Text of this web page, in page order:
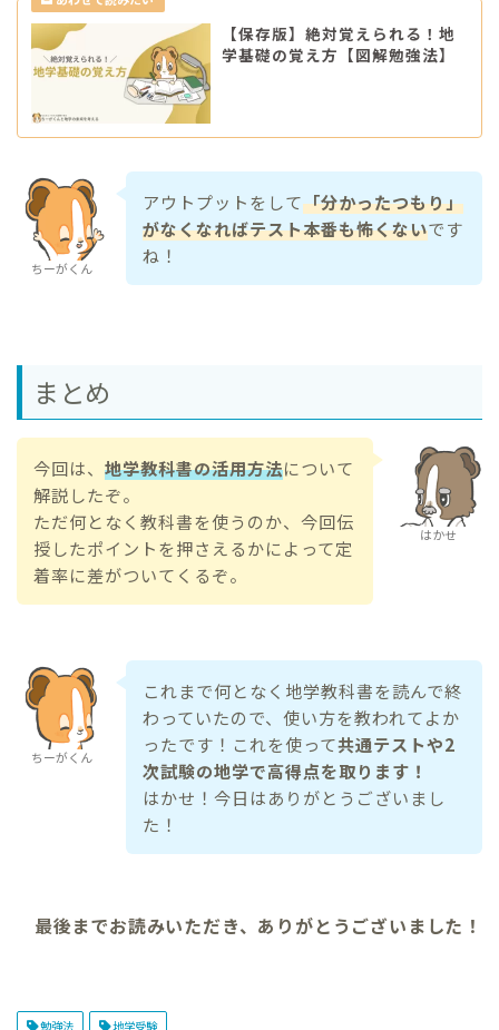
【保存版】絶対覚えられる！地
学基礎の覚え方【図解勉強法】
ちーがくん
アウトプットをして「分かったつもり」
がなくなればテスト本番も怖くないです
ね！
まとめ
はかせ
今回は、 地学教科書の活用方法について
解説したぞ。
ただ何となく教科書を使うのか、今回伝
授したポイントを押さえるかによって定
着率に差がついてくるぞ。
ちーがくん
これまで何となく地学教科書を読んで終
わっていたので、使い方を教われてよか
ったです！これを使って共通テストや2
次試験の地学で高得点を取ります！
はかせ！今日はありがとうございまし
た！
最後までお読みいただき、ありがとうございました！
勉強法 地学受験